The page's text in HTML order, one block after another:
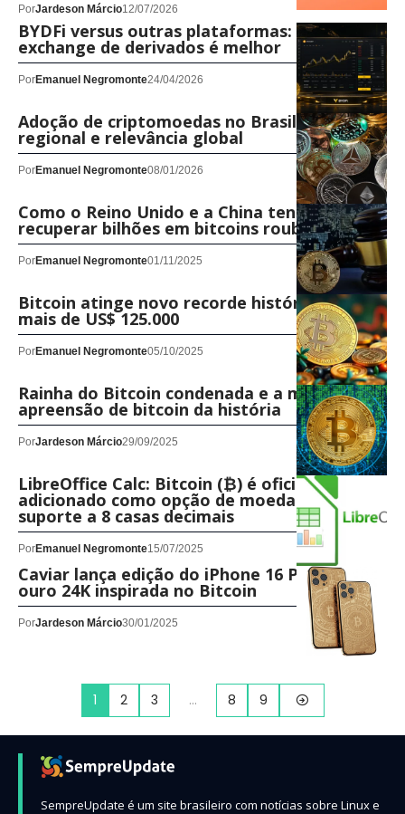
PorJardeson Márcio12/07/2026
BYDFi versus outras plataformas: qual
exchange de derivados é melhor
PorEmanuel Negromonte24/04/2026
Adoção de criptomoedas no Brasil: liderança
regional e relevância global
PorEmanuel Negromonte08/01/2026
Como o Reino Unido e a China tentam
recuperar bilhões em bitcoins roubados
PorEmanuel Negromonte01/11/2025
Bitcoin atinge novo recorde histórico de
mais de US$ 125.000
PorEmanuel Negromonte05/10/2025
Rainha do Bitcoin condenada e a maior
apreensão de bitcoin da história
PorJardeson Márcio29/09/2025
LibreOffice Calc: Bitcoin (₿) é oficialmente
adicionado como opção de moeda com
suporte a 8 casas decimais
PorEmanuel Negromonte15/07/2025
Caviar lança edição do iPhone 16 Pro em
ouro 24K inspirada no Bitcoin
PorJardeson Márcio30/01/2025
1 2 3 … 8 9
SempreUpdate é um site brasileiro com notícias sobre Linux e